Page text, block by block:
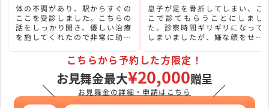
体の不調があり、駅からすぐの
ここを受診しました。こちらの
話をしっかり聞き、優しい治療
を施してくれたので非常に助か
息子が足を骨折してしまい、こ
こで診てもらうことにしまし
た。診察時間ギリギリになって
しまいましたが、嫌な顔をせず
治療で安心しました。
＼
こちらから予約した方限定！
お見舞金最大¥20,000贈呈
お見舞金の詳細・申請はこちら ／